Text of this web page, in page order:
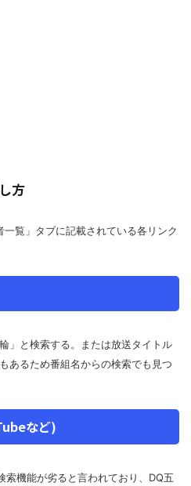
方
一覧」タブに記載されている各リンク
」と検索する。または放送タイトル
あるため番組名からの検索でも見つ
など)
機能が劣ると言われており、DQ五